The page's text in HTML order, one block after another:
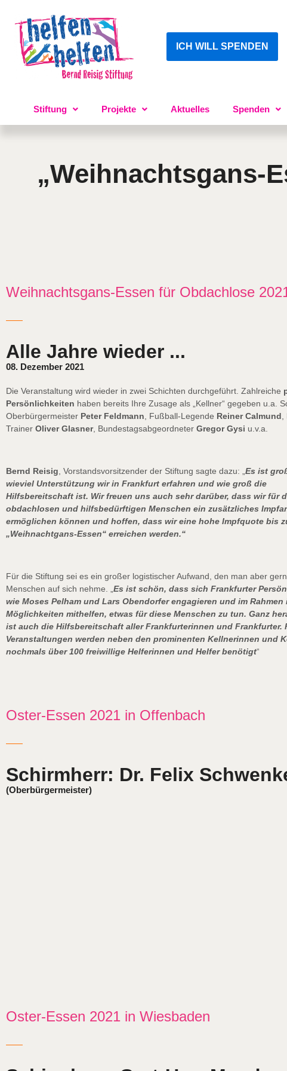
ICH WILL SPENDEN
Stiftung Projekte Aktuelles Spenden
„Weihnachtsgans-
Weihnachtsgans-Essen für Obdachlose
Alle Jahre wieder ...
08. Dezember 2021
Die Veranstaltung wird wieder in zwei Schichten durchgeführt. Zahlreiche
Persönlichkeiten haben bereits Ihre Zusage als „Kellner“ gegeben u.a.
Oberbürgermeister Peter Feldmann, Fußball-Legende Reiner Calmund,
Trainer Oliver Glasner, Bundestagsabgeordneter Gregor Gysi u.v.a.
Bernd Reisig, Vorstandsvorsitzender der Stiftung sagte dazu: „Es ist
wieviel Unterstützung wir in Frankfurt erfahren und wie groß die
Hilfsbereitschaft ist. Wir freuen uns auch sehr darüber, dass wir für
obdachlosen und hilfsbedürftigen Menschen ein zusätzliches
ermöglichen können und hoffen, dass wir eine hohe Impfquote bis
„Weihnachtgans-Essen“ erreichen werden.“
Für die Stiftung sei es ein großer logistischer Aufwand, den man aber
Menschen auf sich nehme. „ Es ist schön, dass sich Frankfurter
wie Moses Pelham und Lars Obendorfer engagieren und im Rahmen
Möglichkeiten mithelfen, etwas für diese Menschen zu tun. Ganz
ist auch die Hilfsbereitschaft aller Frankfurterinnen und Frankfurter.
Veranstaltungen werden neben den prominenten Kellnerinnen und
nochmals über 100 freiwillige Helferinnen und Helfer benötigt“
Oster-Essen 2021 in Offenbach
Schirmherr: Dr. Felix
(Oberbürgermeister)
Oster-Essen 2021 in Wiesbaden